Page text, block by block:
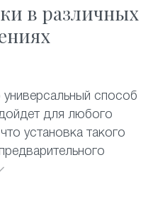
в различных
способ
для любого
установка такого
Полотно прекрасно